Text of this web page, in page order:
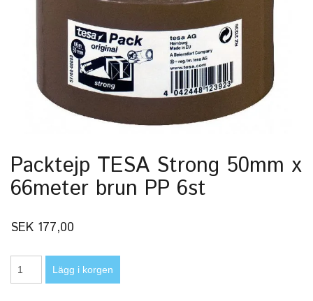
Packtejp TESA Strong 50mm x
66meter brun PP 6st
SEK 177,00